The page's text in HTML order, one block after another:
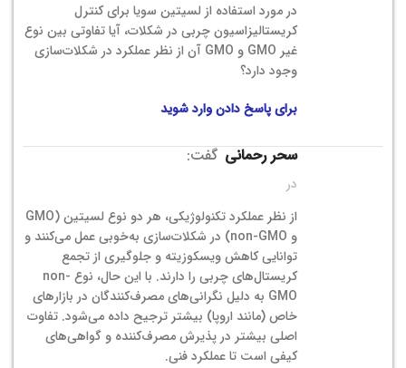
در مورد استفاده از لسیتین سویا برای کنترل
کریستالیزاسیون چربی در شکلات، آیا تفاوتی بین نوع
غیر GMO و GMO آن از نظر عملکرد در شکلات‌سازی
وجود دارد؟
برای پاسخ دادن وارد شوید
سحر رحمانی گفت:
در
از نظر عملکرد تکنولوژیکی، هر دو نوع لسیتین (GMO
و non-GMO) در شکلات‌سازی به‌خوبی عمل می‌کنند و
توانایی کاهش ویسکوزیته و جلوگیری از تجمع
کریستال‌های چربی را دارند. با این حال، نوع non-
GMO به دلیل نگرانی‌های مصرف‌کنندگان در بازارهای
خاص (مانند اروپا) بیشتر ترجیح داده می‌شود. تفاوت
اصلی بیشتر در پذیرش مصرف‌کننده و گواهی‌های
کیفی است تا عملکرد فنی.